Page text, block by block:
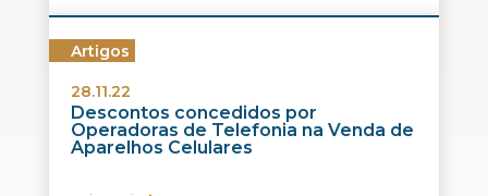
Artigos
28.11.22
Descontos concedidos por
Operadoras de Telefonia na Venda de
Aparelhos Celulares